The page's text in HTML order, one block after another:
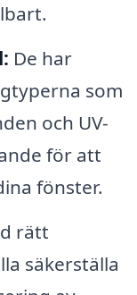
De har
som
och UV-
för att
fönster.
rätt
säkerställa